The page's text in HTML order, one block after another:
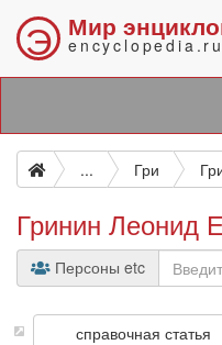
Э Мир
encyclopedia.ru
... Гри
Гринин Леонид
Персоны etc
справочная статья